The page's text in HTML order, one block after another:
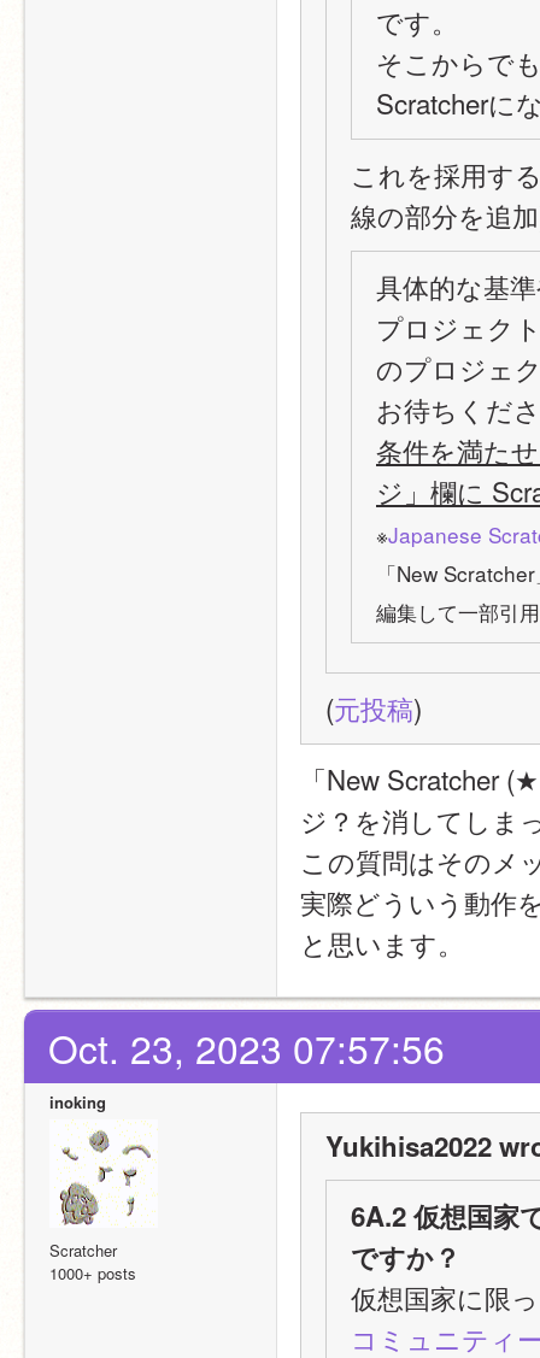
です。
そこからで
Scratcherに
これを採用す
線の部分を追
具体的な基
プロジェク
のプロジェ
お待ちくだ
条件を満た
ジ」欄に
※Japanese
「New
編集して一部引
(元投稿)
「New Scratcher
ジ？を消してしま
この質問はそのメ
実際どういう動作
と思います。
Oct. 23, 2023 07:57:56
inoking
Scratcher
1000+ posts
Yukihisa2022
6A.2 仮想国家
ですか？
仮想国家に限
コミュニティ